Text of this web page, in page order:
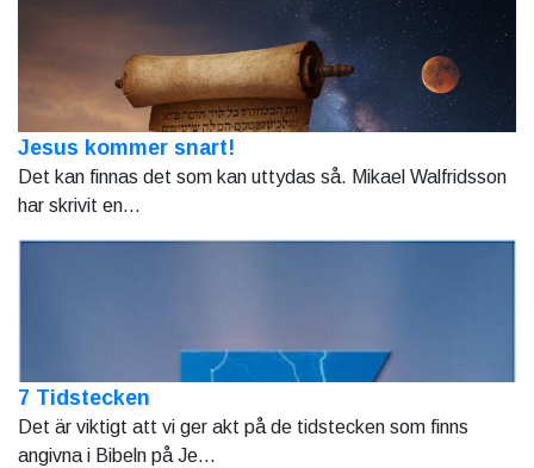
Jesus kommer snart!
Det kan finnas det som kan uttydas så. Mikael Walfridsson
har skrivit en...
7 Tidstecken
Det är viktigt att vi ger akt på de tidstecken som finns
angivna i Bibeln på Je...